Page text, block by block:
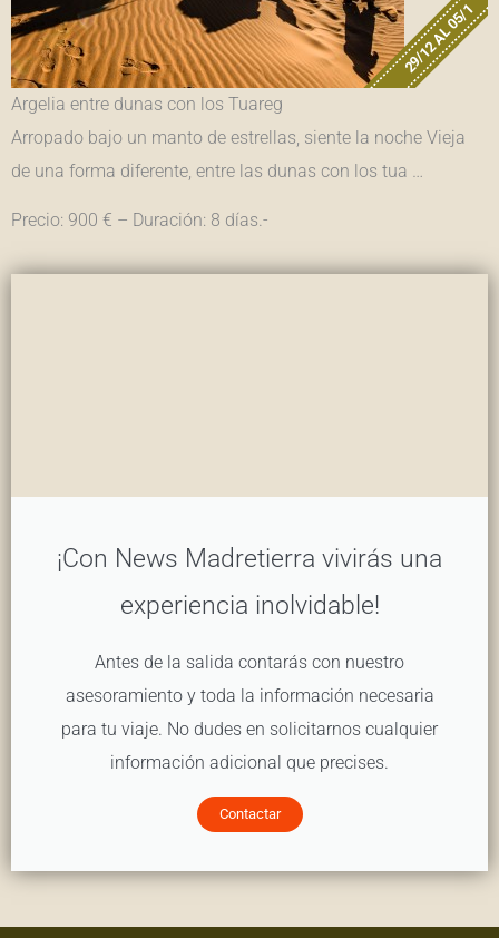
29/12 AL 05/1
Argelia entre dunas con los Tuareg
Arropado bajo un manto de estrellas, siente la noche Vieja
de una forma diferente, entre las dunas con los tua …
Precio: 900 € – Duración: 8 días.-
¡Con News Madretierra vivirás una
experiencia inolvidable!
Antes de la salida contarás con nuestro
asesoramiento y toda la información necesaria
para tu viaje. No dudes en solicitarnos cualquier
información adicional que precises.
Contactar